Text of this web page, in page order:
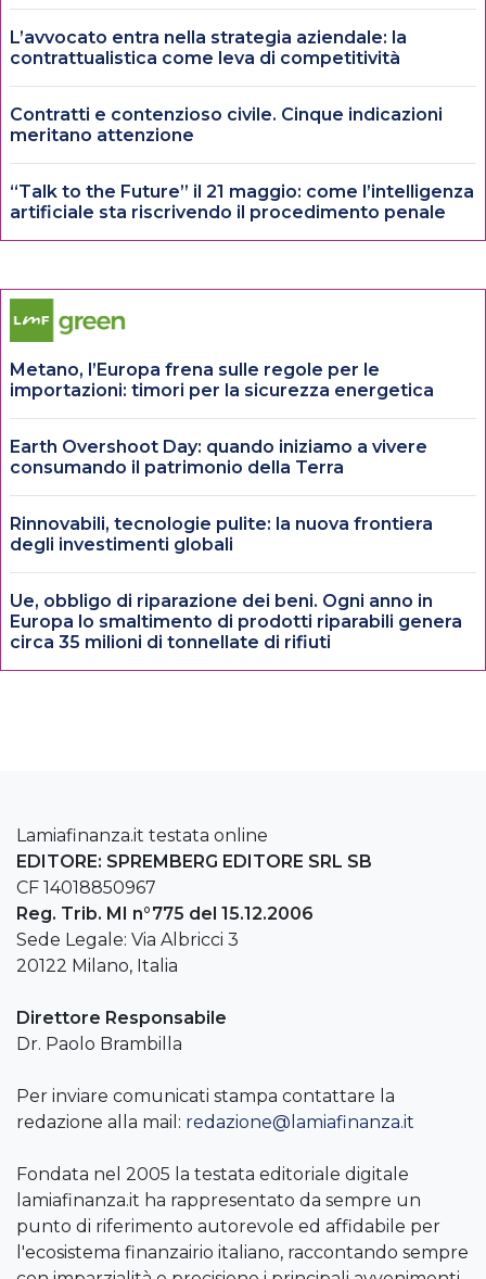
L’avvocato entra nella strategia aziendale: la
contrattualistica come leva di competitività
Contratti e contenzioso civile. Cinque indicazioni
meritano attenzione
“Talk to the Future” il 21 maggio: come l’intelligenza
artificiale sta riscrivendo il procedimento penale
Metano, l’Europa frena sulle regole per le
importazioni: timori per la sicurezza energetica
Earth Overshoot Day: quando iniziamo a vivere
consumando il patrimonio della Terra
Rinnovabili, tecnologie pulite: la nuova frontiera
degli investimenti globali
Ue, obbligo di riparazione dei beni. Ogni anno in
Europa lo smaltimento di prodotti riparabili genera
circa 35 milioni di tonnellate di rifiuti
Lamiafinanza.it testata online
EDITORE: SPREMBERG EDITORE SRL SB
CF 14018850967
Reg. Trib. MI n°775 del 15.12.2006
Sede Legale: Via Albricci 3
20122 Milano, Italia
Direttore Responsabile
Dr. Paolo Brambilla
Per inviare comunicati stampa contattare la
redazione alla mail: redazione@lamiafinanza.it
Fondata nel 2005 la testata editoriale digitale
lamiafinanza.it ha rappresentato da sempre un
punto di riferimento autorevole ed affidabile per
l'ecosistema finanzairio italiano, raccontando sempre